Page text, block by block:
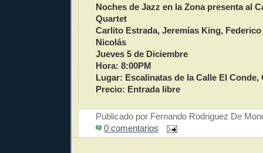
Noches de Jazz en la Zona presenta al
Quartet
Carlito Estrada, Jeremías King,
Nicolás
Jueves 5 de Diciembre
Hora: 8:00PM
Lugar: Escalinatas de la Calle El Conde,
Precio: Entrada libre
Publicado por Fernando Rodriguez De
0 comentarios